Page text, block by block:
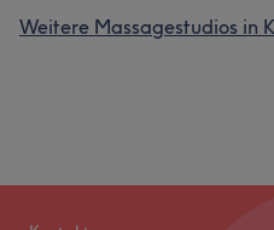
Weitere Massagestudios in